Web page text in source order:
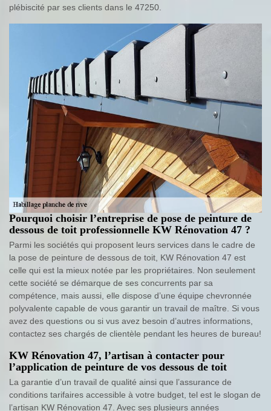
plébiscité par ses clients dans le 47250.
Pourquoi choisir l’entreprise de pose de peinture de
dessous de toit professionnelle KW Rénovation 47 ?
Parmi les sociétés qui proposent leurs services dans le cadre de
la pose de peinture de dessous de toit, KW Rénovation 47 est
celle qui est la mieux notée par les propriétaires. Non seulement
cette société se démarque de ses concurrents par sa
compétence, mais aussi, elle dispose d’une équipe chevronnée
polyvalente capable de vous garantir un travail de maître. Si vous
avez des questions ou si vus avez besoin d’autres informations,
contactez ses chargés de clientèle pendant les heures de bureau!
KW Rénovation 47, l’artisan à contacter pour
l’application de peinture de vos dessous de toit
La garantie d’un travail de qualité ainsi que l’assurance de
conditions tarifaires accessible à votre budget, tel est le slogan de
l’artisan KW Rénovation 47. Avec ses plusieurs années